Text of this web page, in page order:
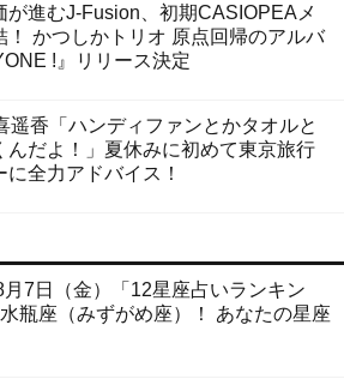
が進むJ-Fusion、初期CASIOPEAメ
！ かつしかトリオ 原点回帰のアルバ
!』リリース決定
遥香「ハンディファンとかタオルと
んだよ！」夏休みに初めて東京旅行
全力アドバイス！
7日（金）「12星座占いランキン
瓶座（みずがめ座）！ あなたの星座